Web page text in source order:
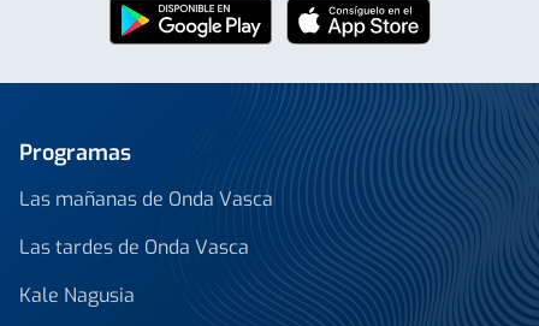
Programas
Las mañanas de Onda Vasca
Las tardes de Onda Vasca
Kale Nagusia